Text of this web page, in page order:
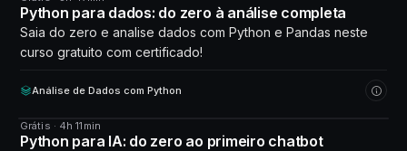
CURSO
Python para dados: do zero à análise completa
Saia do zero e analise dados com Python e Pandas neste
curso gratuito com certificado!
Análise de Dados com Python
CURSO
Grátis · 4h 11min
Python para IA: do zero ao primeiro chatbot